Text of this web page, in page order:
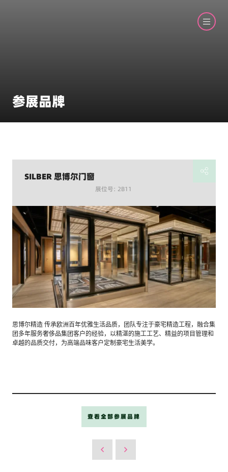
参展品牌
SILBER 思博尔门窗
展位号: 2B11
思博尔精造 传承欧洲百年优雅生活品质，团队专注于豪宅精造工程，融合集
团多年服务奢侈品集团客户的经验，以精湛的施工工艺、精益的项目管理和
卓越的品质交付，为高端品味客户定制豪宅生活美学。
查看全部参展品牌